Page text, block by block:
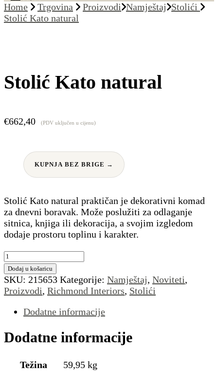
Home
Trgovina Proizvodi Namještaj Stolići
Stolić Kato natural
Stolić Kato natural
€662,40 (PDV uključen u cijenu)
KUPNJA BEZ BRIGE →
Stolić Kato natural praktičan je dekorativni komad
za dnevni boravak. Može poslužiti za odlaganje
sitnica, knjiga ili dekoracija, a svojim izgledom
dodaje prostoru toplinu i karakter.
Stolić
Kato
natural
količina
Dodaj u košaricu
SKU: 215653 Kategorije: Namještaj, Noviteti,
Proizvodi, Richmond Interiors, Stolići
Dodatne informacije
Dodatne informacije
Težina
59,95 kg